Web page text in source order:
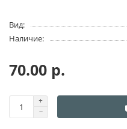
Вид:
Наличие:
70.00 р.